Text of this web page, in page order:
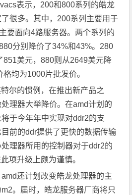
表示，200和800系列的皓龙
很多。其中，200系列主要用于
要面向4路服务器。两个系列的
分别降价了34%和43%。280
851美元，880则从2649美元降
均为1000片批发价。
的惯例，在推出新产品之
理器大举降价。在amd计划的
于今年年中实现对ddr2的支
前的ddr提供了更快的数据传输
理器所用的控制器对于ddr2的
项升级上颇为谨慎。
还计划改变皓龙处理器的主
。届时，皓龙服务器厂商将只